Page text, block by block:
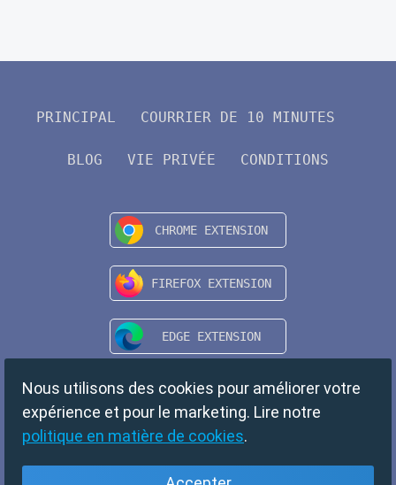
PRINCIPAL COURRIER DE 10 MINUTES
BLOG VIE PRIVÉE CONDITIONS
Nous utilisons des cookies pour améliorer votre
expérience et pour le marketing. Lire notre
politique en matière de cookies.